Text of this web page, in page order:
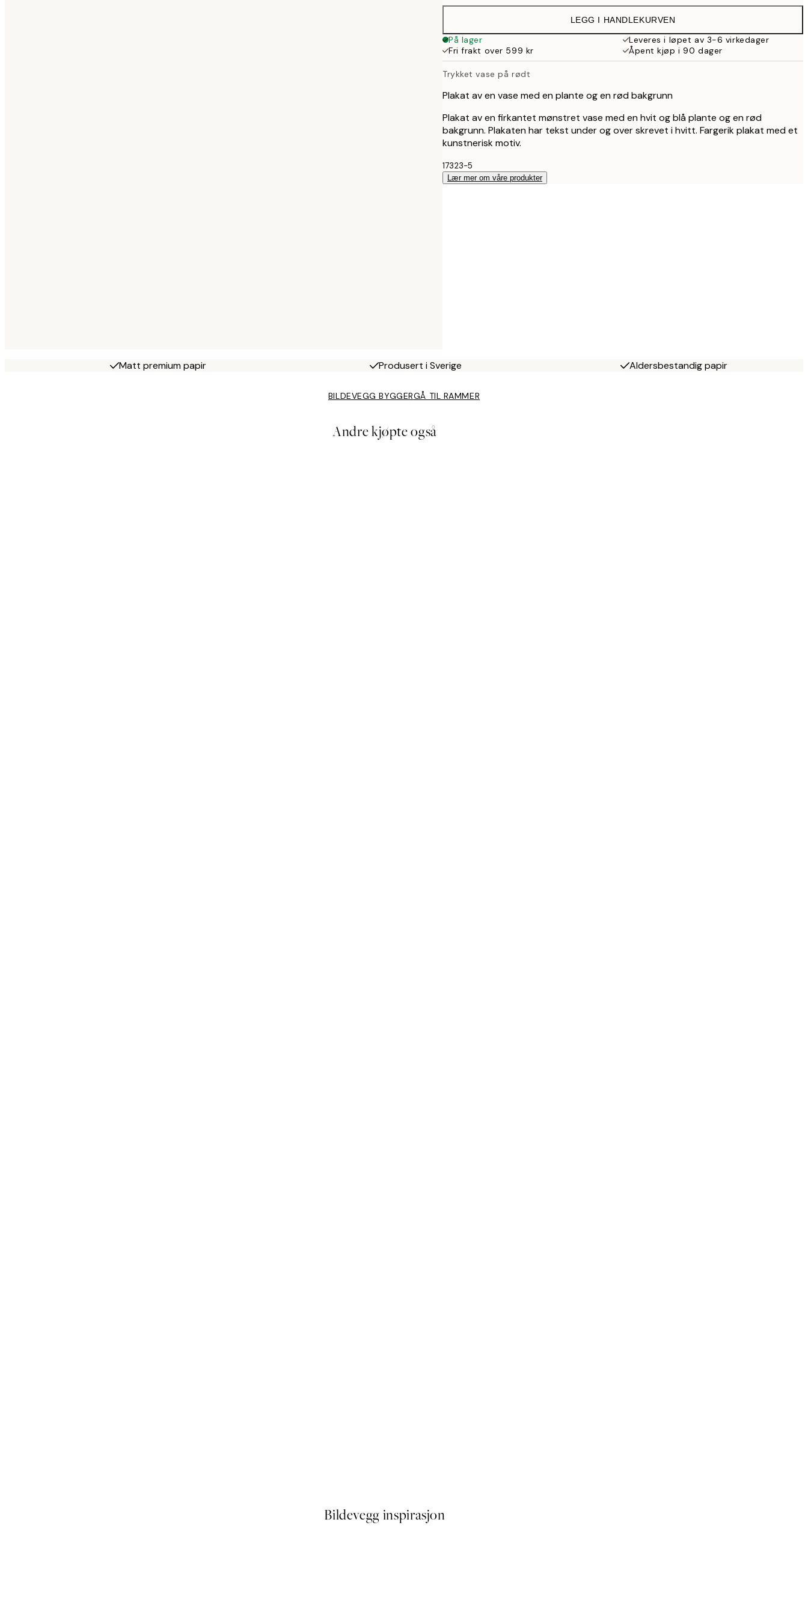
LEGG I HANDLEKURVEN
På lager
Leveres i løpet av 3-6 virkedager
Fri frakt over 599 kr
Åpent kjøp i 90 dager
Trykket vase på rødt
Plakat av en vase med en plante og en rød bakgrunn
Plakat av en firkantet mønstret vase med en hvit og blå plante og en rød
bakgrunn. Plakaten har tekst under og over skrevet i hvitt. Fargerik plakat med et
kunstnerisk motiv.
17323-5
Lær mer om våre produkter
Matt premium papir Produsert i Sverige Aldersbestandig papir
BILDEVEGG BYGGERGÅ TIL RAMMER
Andre kjøpte også
Bildevegg inspirasjon